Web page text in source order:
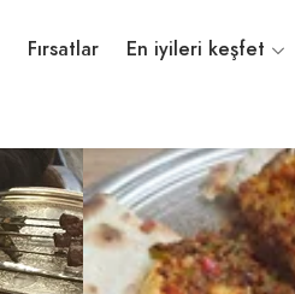
Fırsatlar En iyileri keşfet